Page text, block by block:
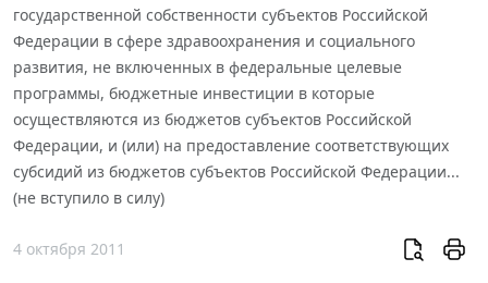
государственной собственности субъектов Российской
Федерации в сфере здравоохранения и социального
развития, не включенных в федеральные целевые
программы, бюджетные инвестиции в которые
осуществляются из бюджетов субъектов Российской
Федерации, и (или) на предоставление соответствующих
субсидий из бюджетов субъектов Российской Федерации...
(не вступило в силу)
4 октября 2011